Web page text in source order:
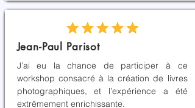
Jean-Paul Parisot
J’ai eu la chance de participer à ce
workshop consacré à la création de livres
photographiques, et l’expérience a été
extrêmement enrichissante.